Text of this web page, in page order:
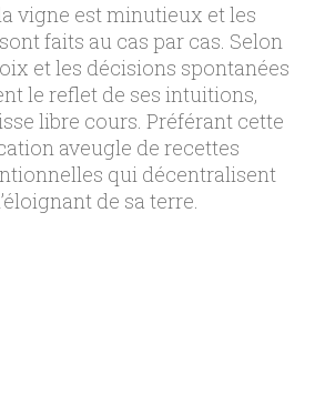
vigne est minutieux et les
faits au cas par cas. Selon
et les décisions spontanées
le reflet de ses intuitions,
libre cours. Préférant cette
aveugle de recettes
qui décentralisent
de sa terre.